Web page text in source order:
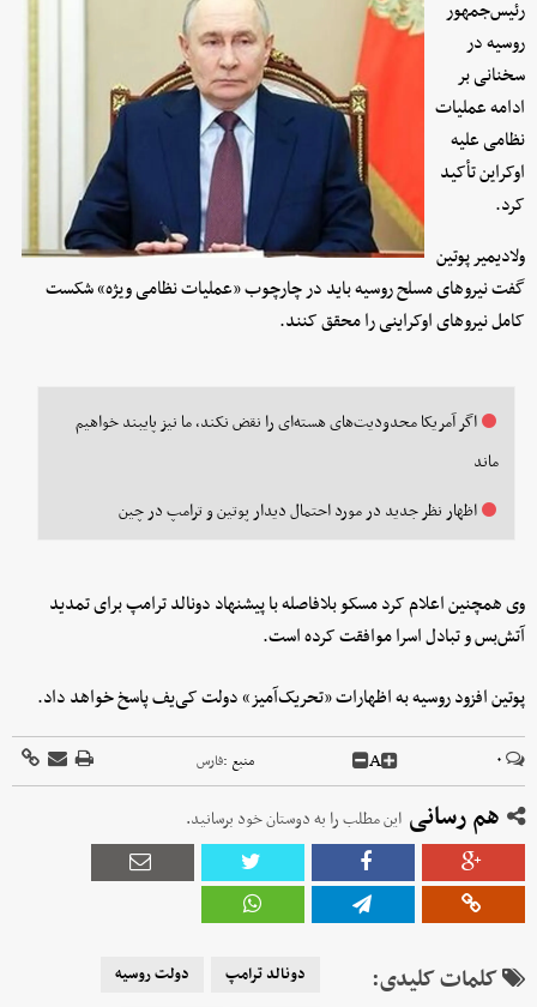
رئیس‌جمهور
روسیه در
سخنانی بر
ادامه عملیات
نظامی علیه
اوکراین تأکید
کرد.
ولادیمیر پوتین
گفت نیروهای مسلح روسیه باید در چارچوب «عملیات نظامی ویژه» شکست
کامل نیروهای اوکراینی را محقق کنند.
اگر آمریکا محدودیت‌های هسته‌ای را نقض نکند، ما نیز پایبند خواهیم
ماند
اظهار نظر جدید در مورد احتمال دیدار پوتین و ترامپ در چین
وی همچنین اعلام کرد مسکو بلافاصله با پیشنهاد دونالد ترامپ برای تمدید
آتش‌بس و تبادل اسرا موافقت کرده است.
پوتین افزود روسیه به اظهارات «تحریک‌آمیز» دولت کی‌یف پاسخ خواهد داد.
۰ A منبع :فارس
هم رسانی این مطلب را به دوستان خود برسانید.
کلمات کلیدی: دونالد ترامپ
دولت روسیه